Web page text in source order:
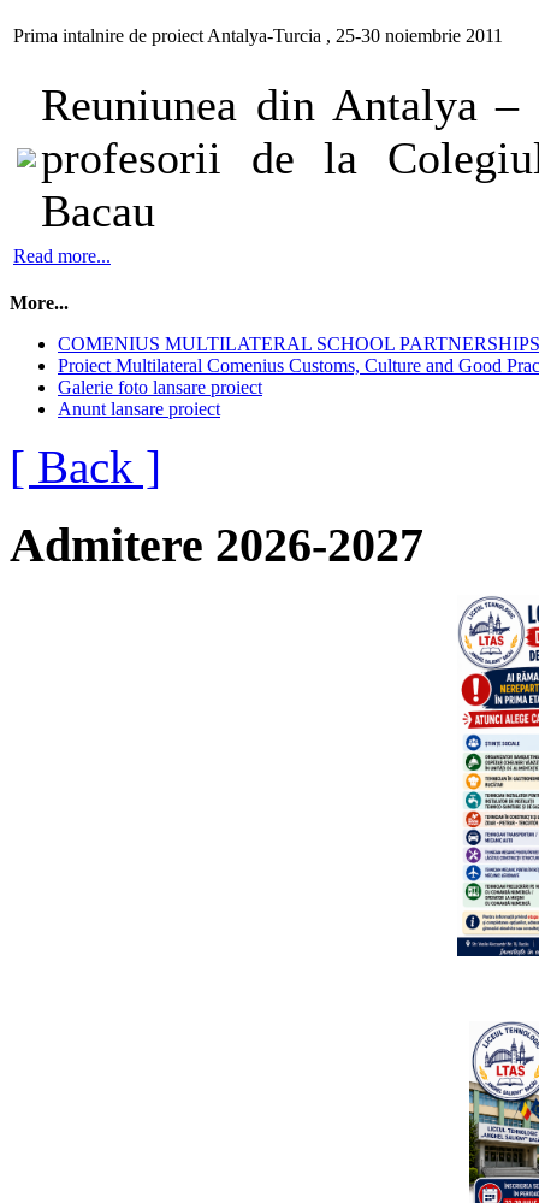
Prima intalnire de proiect Antalya-Turcia , 25-30 noiembrie 2011
Reuniunea din Antalya
profesorii de la
Bacau
Read more...
More...
COMENIUS MULTILATERAL SCHOOL PARTNERSHIPS
Proiect Multilateral Comenius Customs, Culture and Good
Galerie foto lansare proiect
Anunt lansare proiect
[ Back ]
Admitere 2026-2027